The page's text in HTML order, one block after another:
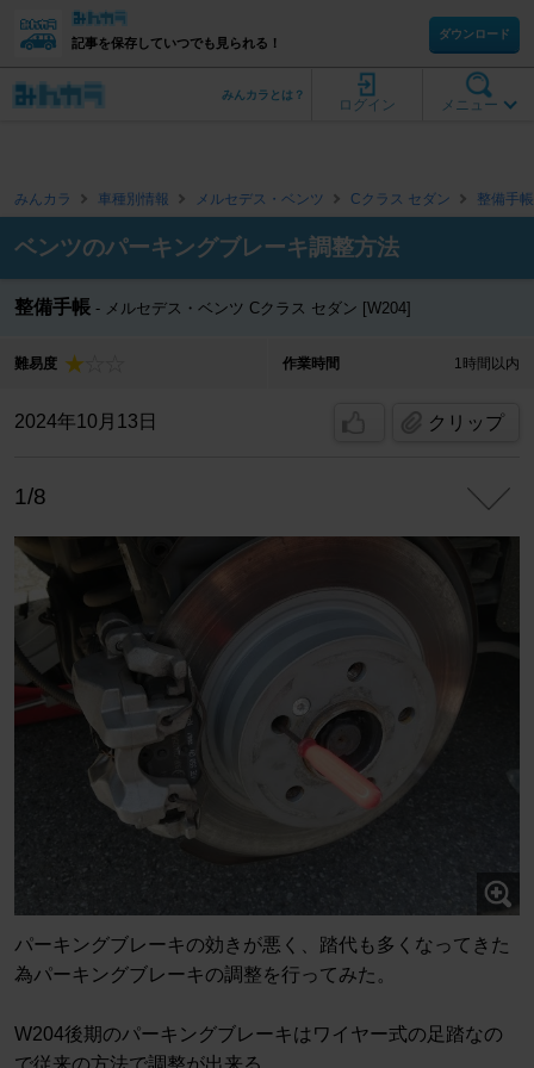
記事を保存していつでも見られる！
ダウンロード
メニュー
ログイン
みんカラとは？
みんカラ 車種別情報 メルセデス・ベンツ Cクラス セダン 整備手帳
ベンツのパーキングブレーキ調整方法
整備手帳 メルセデス・ベンツ Cクラス セダン [W204]
難易度 作業時間 1時間以内
2024年10月13日 クリップ
1/8
パーキングブレーキの効きが悪く、踏代も多くなってきた
為パーキングブレーキの調整を行ってみた。
W204後期のパーキングブレーキはワイヤー式の足踏なの